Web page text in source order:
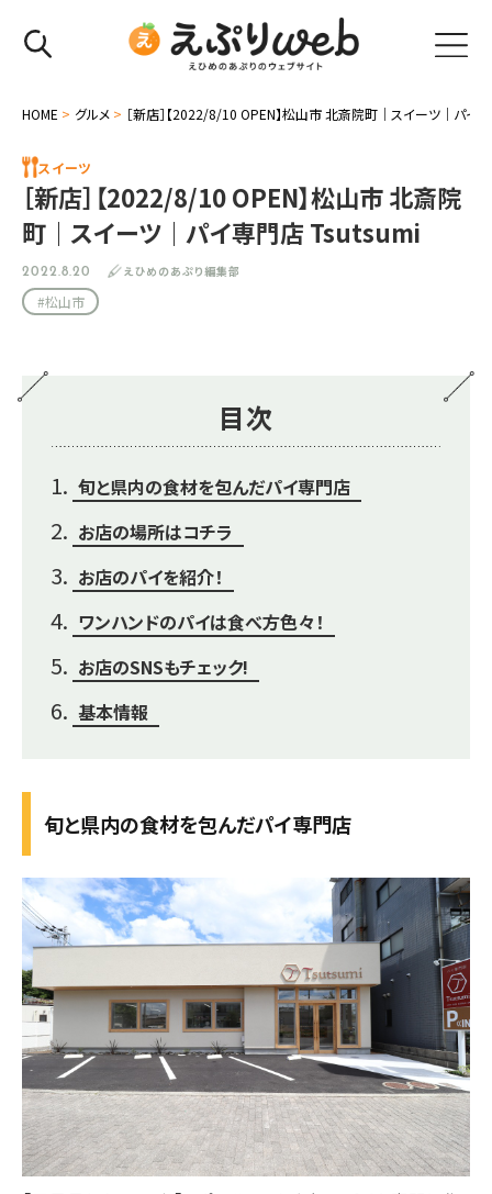
HOME > グルメ > ［新店］【2022/8/10 OPEN】松山市 北斎院町｜スイーツ｜パイ
スイーツ
［新店］【2022/8/10 OPEN】松山市 北斎院
町｜スイーツ｜パイ専門店 Tsutsumi
2022.8.20 えひめのあぷり編集部
#松山市
目次
旬と県内の食材を包んだパイ専門店
お店の場所はコチラ
お店のパイを紹介！
ワンハンドのパイは食べ方色々！
お店のSNSもチェック!
基本情報
旬と県内の食材を包んだパイ専門店